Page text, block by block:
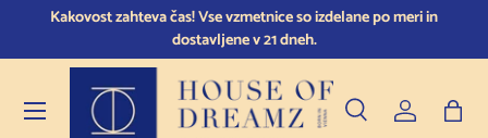
Preskoči na vsebino
Kakovost zahteva čas! Vse vzmetnice so izdelane po meri in
dostavljene v 21 dneh.
IskanjePrijavite se
Meni